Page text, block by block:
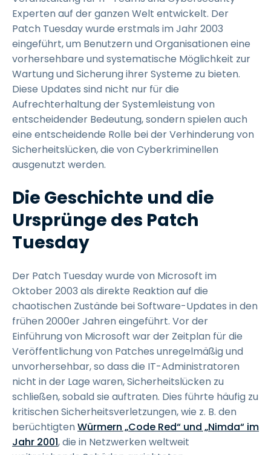
Experten auf der ganzen Welt entwickelt. Der
Patch Tuesday wurde erstmals im Jahr 2003
eingeführt, um Benutzern und Organisationen eine
vorhersehbare und systematische Möglichkeit zur
Wartung und Sicherung ihrer Systeme zu bieten.
Diese Updates sind nicht nur für die
Aufrechterhaltung der Systemleistung von
entscheidender Bedeutung, sondern spielen auch
eine entscheidende Rolle bei der Verhinderung von
Sicherheitslücken, die von Cyberkriminellen
ausgenutzt werden.
Die Geschichte und die
Ursprünge des Patch
Tuesday
Der Patch Tuesday wurde von Microsoft im
Oktober 2003 als direkte Reaktion auf die
chaotischen Zustände bei Software-Updates in den
frühen 2000er Jahren eingeführt. Vor der
Einführung von Microsoft war der Zeitplan für die
Veröffentlichung von Patches unregelmäßig und
unvorhersehbar, so dass die IT-Administratoren
nicht in der Lage waren, Sicherheitslücken zu
schließen, sobald sie auftraten. Dies führte häufig zu
kritischen Sicherheitsverletzungen, wie z. B. den
berüchtigtenWürmern „Code Red“ und „Nimda“ im
Jahr 2001, die in Netzwerken weltweit